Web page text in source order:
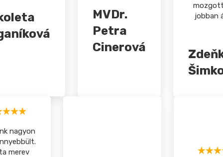
MVDr.
Petra
Cinerová
jobban
nagyon
merev